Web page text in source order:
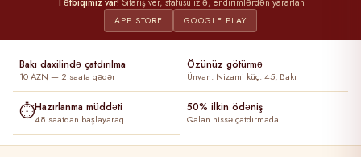
APP STORE GOOGLE PLAY
Bakı daxilində çatdırılma
10 AZN — 2 saata qədər
Özünüz götürmə
Ünvan: Nizami küç. 45, Bakı
⏱Hazırlanma müddəti
48 saatdan başlayaraq
50% ilkin ödəniş
Qalan hissə çatdırmada